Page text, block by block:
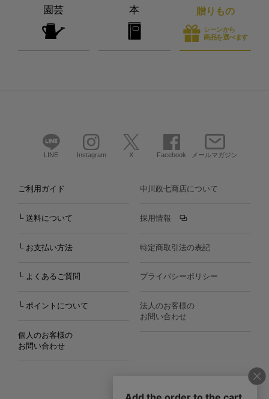
園芸 本 贈りもの
シーンから
商品を選べます
LINE Instagram X Facebook メールマガジン
ご利用ガイド
└ 送料について
└ お支払い方法
└ よくあるご質問
└ ポイントについて
個人のお客様の
お問い合わせ
中川政七商店について
採用情報
特定商取引法の表記
プライバシーポリシー
法人のお客様の
お問い合わせ